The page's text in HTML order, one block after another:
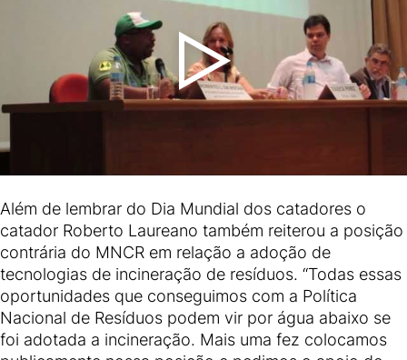
Além de lembrar do Dia Mundial dos catadores o
catador Roberto Laureano também reiterou a posição
contrária do MNCR em relação a adoção de
tecnologias de incineração de resíduos. “Todas essas
oportunidades que conseguimos com a Política
Nacional de Resíduos podem vir por água abaixo se
foi adotada a incineração. Mais uma fez colocamos